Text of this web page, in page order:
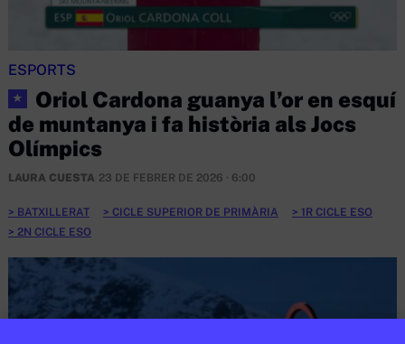
ESPORTS
★
Oriol Cardona guanya l’or en esquí
de muntanya i fa història als Jocs
Olímpics
LAURA CUESTA 23 DE FEBRER DE 2026 · 6:00
BATXILLERAT CICLE SUPERIOR DE PRIMÀRIA
1R CICLE ESO
2N CICLE ESO